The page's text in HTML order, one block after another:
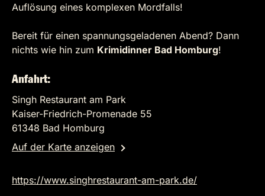
Auflösung eines komplexen Mordfalls!
Bereit für einen spannungsgeladenen Abend? Dann
nichts wie hin zum Krimidinner Bad Homburg!
Anfahrt:
Singh Restaurant am Park
Kaiser-Friedrich-Promenade 55
61348 Bad Homburg
Auf der Karte anzeigen
https://www.singhrestaurant-am-park.de/